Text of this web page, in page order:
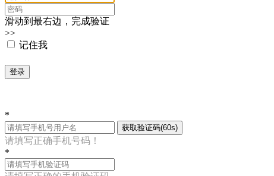
滑动到最右边，完成验证
>>
记住我
登录
*
获取验证码(60s)
请填写正确手机号码！
*